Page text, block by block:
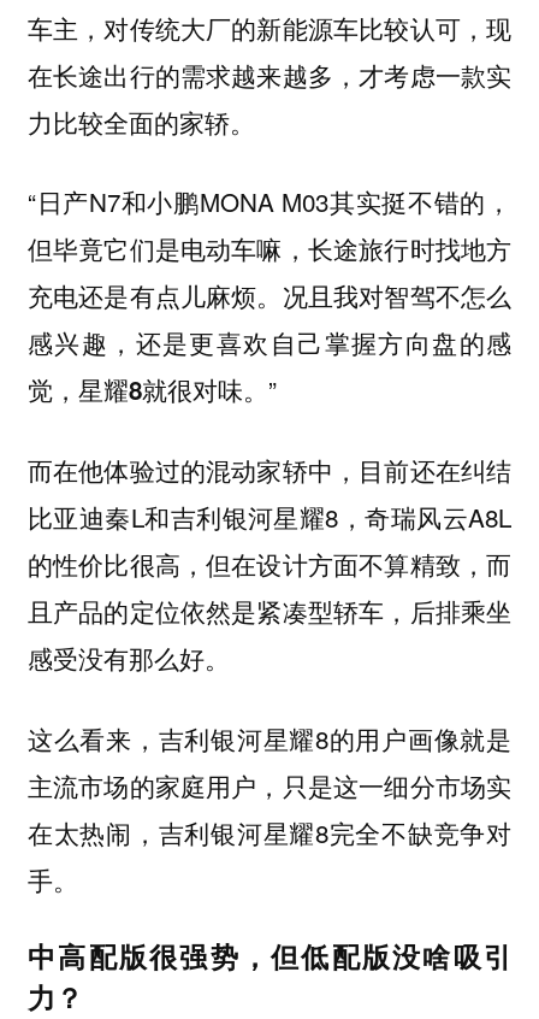
车主，对传统大厂的新能源车比较认可，现
在长途出行的需求越来越多，才考虑一款实
力比较全面的家轿。
“日产N7和小鹏MONA M03其实挺不错的，
但毕竟它们是电动车嘛，长途旅行时找地方
充电还是有点儿麻烦。 况且我对智驾不怎么
感兴趣，还是更喜欢自己掌握方向盘的感
觉，星耀8就很对味。 ”
而在他体验过的混动家轿中，目前还在纠结
比亚迪秦L和吉利银河星耀8，奇瑞风云A8L
的性价比很高，但在设计方面不算精致，而
且产品的定位依然是紧凑型轿车，后排乘坐
感受没有那么好。
这么看来，吉利银河星耀8的用户画像就是
主流市场的家庭用户，只是这一细分市场实
在太热闹，吉利银河星耀8完全不缺竞争对
手。
中高配版很强势，但低配版没啥吸引
力？